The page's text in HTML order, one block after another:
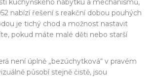
kuchyňského nábytku a mechanismů,
nabízí řešení s reakční dobou pouhých
je tichý chod a možnost nastavit
pokud máte malé děti nebo starší
není úplně „bezúchytková“ v pravém
působí stejně čistě, jsou